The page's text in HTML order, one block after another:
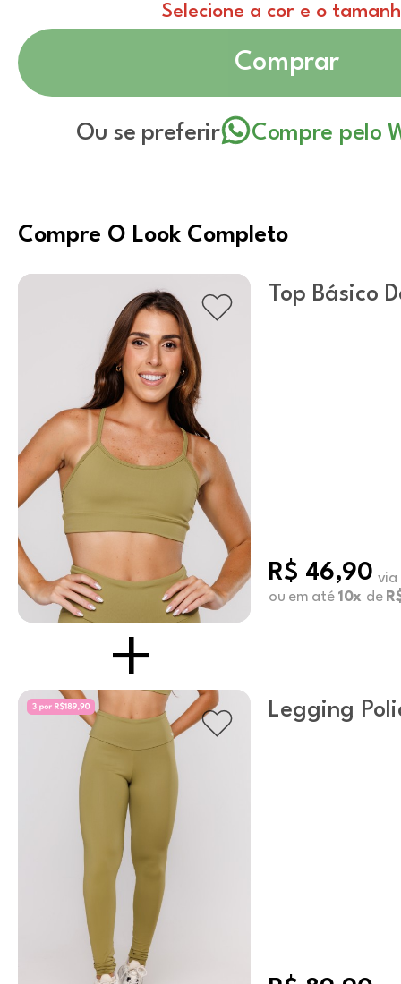
Selecione a cor e o
Comprar
Ou se preferir Compre pelo
Compre O Look Completo
Top Básico
R$ 46,90 via
ou em até 10x de
Legging